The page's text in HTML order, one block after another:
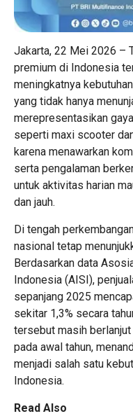
Jakarta, 22 Mei 2026 –
premium di Indonesia
meningkatnya
yang tidak hanya
merepresentasikan
seperti maxi scooter
karena menawarkan
serta pengalaman
untuk aktivitas harian
dan jauh.
Di tengah
nasional tetap
Berdasarkan data
Indonesia (AISI),
sepanjang 2025
sekitar 1,3% secara
tersebut masih berlanjut
pada awal tahun,
menjadi salah satu
Indonesia.
Read Also